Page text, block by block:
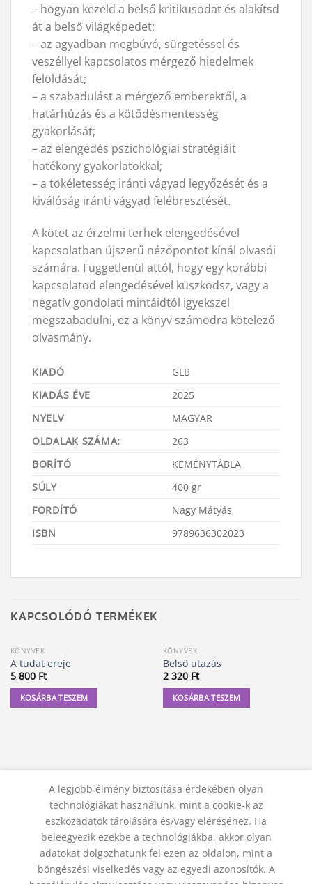
– hogyan kezeld a belső kritikusodat és alakítsd
át a belső világképedet;
– az agyadban megbúvó, sürgetéssel és
veszéllyel kapcsolatos mérgező hiedelmek
feloldását;
– a szabadulást a mérgező emberektől, a
határhúzás és a kötődésmentesség
gyakorlását;
– az elengedés pszichológiai stratégiáit
hatékony gyakorlatokkal;
– a tökéletesség iránti vágyad legyőzését és a
kiválóság iránti vágyad felébresztését.
A kötet az érzelmi terhek elengedésével
kapcsolatban újszerű nézőpontot kínál olvasói
számára. Függetlenül attól, hogy egy korábbi
kapcsolatod elengedésével küszködsz, vagy a
negatív gondolati mintáidtól igyekszel
megszabadulni, ez a könyv számodra kötelező
olvasmány.
KIADÓ
GLB
KIADÁS ÉVE
2025
NYELV
MAGYAR
OLDALAK SZÁMA:
263
BORÍTÓ
KEMÉNYTÁBLA
SÚLY
400 gr
FORDÍTÓ
Nagy Mátyás
ISBN
9789636302023
KAPCSOLÓDÓ TERMÉKEK
KÖNYVEK
A tudat ereje
5 800 Ft
KOSÁRBA TESZEM
KÖNYVEK
Belső utazás
2 320 Ft
KOSÁRBA TESZEM
KAPCSOLAT ADATVÉDELMI NYILATKOZAT
ÁSZF
JOGI NYILATKOZAT
SZÁLLÍTÁSI FELTÉTELEK
ELÁLLÁS A SZERZŐDÉSTŐL
A legjobb élmény biztosítása érdekében olyan
technológiákat használunk, mint a cookie-k az
eszközadatok tárolására és/vagy eléréséhez. Ha
beleegyezik ezekbe a technológiákba, akkor olyan
adatokat dolgozhatunk fel ezen az oldalon, mint a
böngészési viselkedés vagy az egyedi azonosítók. A